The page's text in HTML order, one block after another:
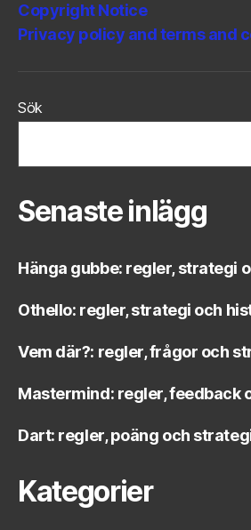
Copyright Notice
Privacy policy and terms and
Sök
Senaste inlägg
Hänga gubbe: regler, strategi
Othello: regler, strategi och
Vem där?: regler, frågor och
Mastermind: regler, feedback
Dart: regler, poäng och
Kategorier